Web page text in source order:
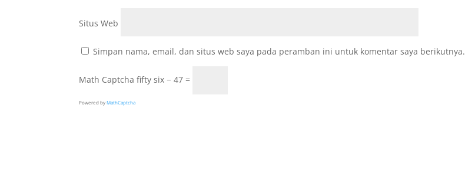
Situs Web
Simpan nama, email, dan situs web saya pada peramban ini untuk komentar saya berikutnya.
Math Captcha fifty six − 47 =
Powered byMathCaptcha